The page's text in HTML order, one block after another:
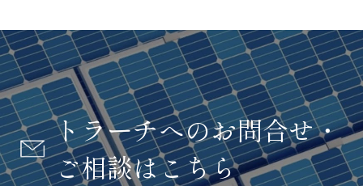
トラーチへのお問合せ・
ご相談はこちら